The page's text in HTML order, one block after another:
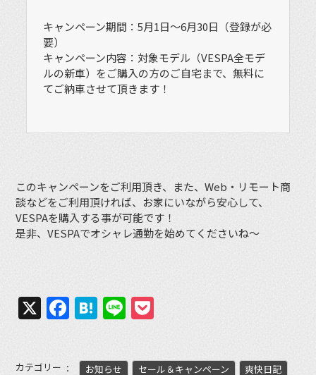
キャンペーン期間：5月1日〜6月30日（登録が必
要）
キャンペーン内容：対象モデル（VESPA全モデ
ルの新車）をご購入の方のご自宅まで、無料に
てご納車させて頂きます！
このキャンペーンをご利用頂き、また、Web・リモート商
談などをご利用頂ければ、お家にいながら安心して、
VESPAを購入する事が可能です！
是非、VESPAでオシャレ通勤を始めてくださいね〜
X Facebook
Hatena
Line
カテゴリー お知らせ セール＆キャンペーン
爽快日記